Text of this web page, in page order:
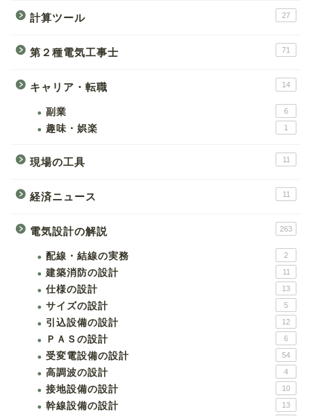
計算ツール 27
第２種電気工事士 71
キャリア・転職 14
副業 6
趣味・娯楽 1
現場の工具 11
経済ニュース 11
電気設計の解説 263
配線・結線の実務 2
建築消防の設計 11
仕様の設計 13
サイズの設計 5
引込設備の設計 12
ＰＡＳの設計 6
受変電設備の設計 54
高調波の設計 4
接地設備の設計 10
幹線設備の設計 13